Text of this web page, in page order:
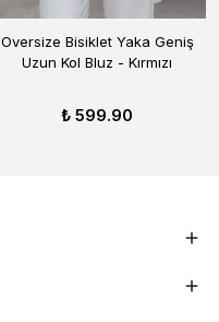
Oversize Bisiklet Yaka Geniş
Uzun Kol Bluz - Kırmızı
₺ 599.90